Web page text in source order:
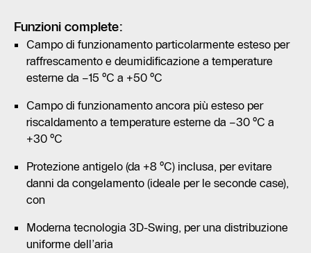
Funzioni complete:
Campo di funzionamento particolarmente esteso per
raffrescamento e deumidificazione a temperature
esterne da −15 °C a +50 °C
Campo di funzionamento ancora più esteso per
riscaldamento a temperature esterne da −30 °C a
+30 °C
Protezione antigelo (da +8 °C) inclusa, per evitare
danni da congelamento (ideale per le seconde case),
con
Moderna tecnologia 3D-Swing, per una distribuzione
uniforme dell’aria